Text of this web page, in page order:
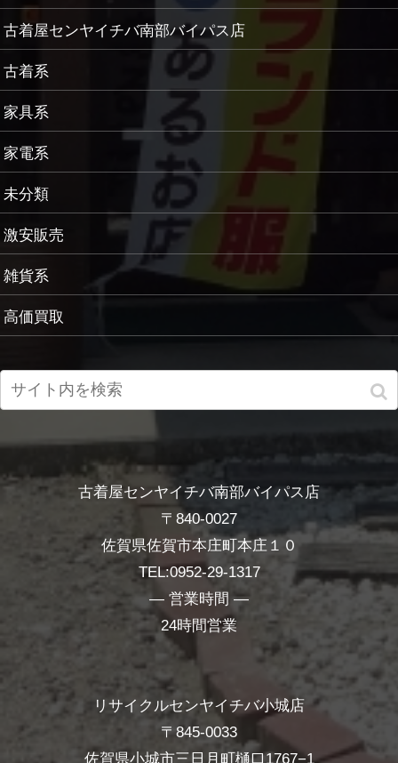
古着屋センヤイチバ南部バイパス店
古着系
家具系
家電系
未分類
激安販売
雑貨系
高価買取
古着屋センヤイチバ南部バイパス店
〒840-0027
佐賀県佐賀市本庄町本庄１０
TEL:0952-29-1317
― 営業時間 ―
24時間営業
リサイクルセンヤイチバ小城店
〒845-0033
佐賀県小城市三日月町樋口1767−1